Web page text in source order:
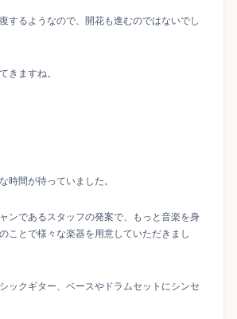
するようなので、開花も進むのではないでし
きますね。
時間が待っていました。
ンであるスタッフの発案で、もっと音楽を身
ことで様々な楽器を用意していただきまし
ックギター、ベースやドラムセットにシンセ